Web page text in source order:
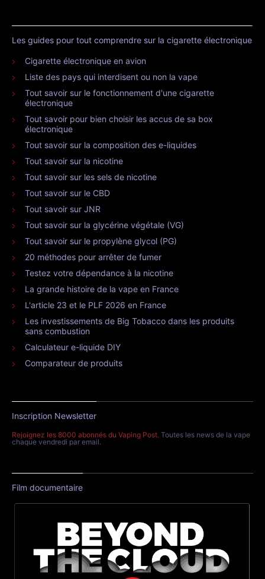
Les guides pour tout comprendre sur la cigarette électronique
Cigarette électronique en avion
Liste des pays qui interdisent ou non la vape
Tout savoir sur le fonctionnement d'une cigarette
électronique
Tout savoir pour bien choisir les accus de sa box
électronique
Tout savoir sur la composition des e-liquides
Tout savoir sur la nicotine
Tout savoir sur les sels de nicotine
Tout savoir sur le CBD
Tout savoir sur JNR
Tout savoir sur la glycérine végétale (VG)
Tout savoir sur le propylène glycol (PG)
20 méthodes pour arrêter de fumer
Testez votre dépendance à la nicotine
La grande histoire de la vape en France
L'article 23 et le PLF 2026 en France
Les investissements de Big Tobacco dans les produits
sans combustion
Calculateur e-liquide DIY
Comparateur de produits
Inscription Newsletter
Rejoignez les 8000 abonnés du Vaping Post. Toutes les news de la vape
chaque vendredi par email.
Film documentaire